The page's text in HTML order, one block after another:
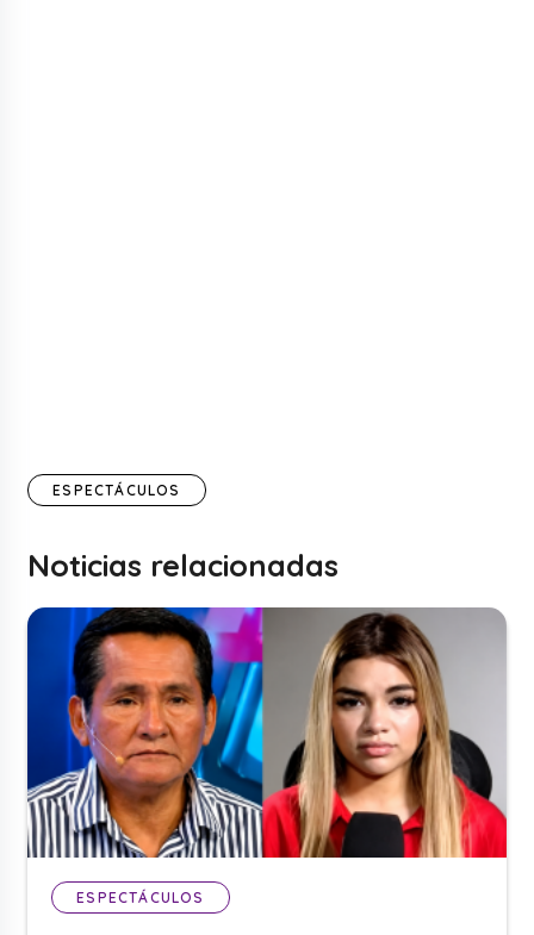
ESPECTÁCULOS
Noticias relacionadas
ESPECTÁCULOS